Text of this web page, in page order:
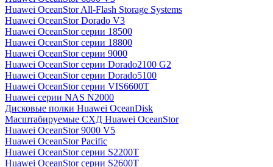
Huawei OceanStor All-Flash Storage Systems
Huawei OceanStor Dorado V3
Huawei OceanStor серии 18500
Huawei OceanStor серии 18800
Huawei OceanStor серии 9000
Huawei OceanStor серии Dorado2100 G2
Huawei OceanStor серии Dorado5100
Huawei OceanStor серии VIS6600T
Huawei серии NAS N2000
Дисковые полки Huawei OceanDisk
Масштабируемые СХД Huawei OceanStor
Huawei OceanStor 9000 V5
Huawei OceanStor Pacific
Huawei OceanStor серии S2200T
Huawei OceanStor серии S2600T